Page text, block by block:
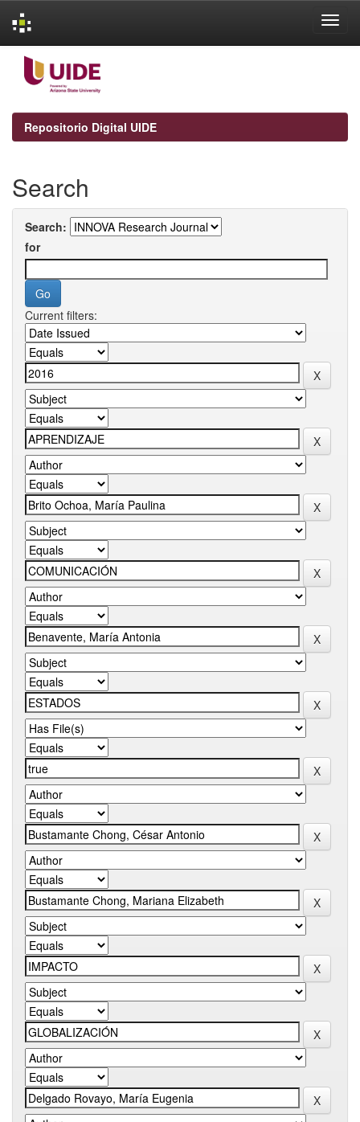
navigation
Repositorio Digital UIDE
Search
Search:
for
Current filters: